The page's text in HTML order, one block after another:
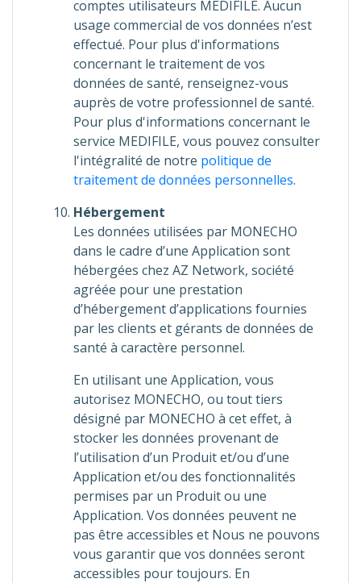
comptes utilisateurs MEDIFILE. Aucun
usage commercial de vos données n’est
effectué. Pour plus d'informations
concernant le traitement de vos
données de santé, renseignez-vous
auprès de votre professionnel de santé.
Pour plus d'informations concernant le
service MEDIFILE, vous pouvez consulter
l'intégralité de notre politique de
traitement de données personnelles.
Hébergement
Les données utilisées par MONECHO
dans le cadre d’une Application sont
hébergées chez AZ Network, société
agréée pour une prestation
d’hébergement d’applications fournies
par les clients et gérants de données de
santé à caractère personnel.
En utilisant une Application, vous
autorisez MONECHO, ou tout tiers
désigné par MONECHO à cet effet, à
stocker les données provenant de
l’utilisation d’un Produit et/ou d’une
Application et/ou des fonctionnalités
permises par un Produit ou une
Application. Vos données peuvent ne
pas être accessibles et Nous ne pouvons
vous garantir que vos données seront
accessibles pour toujours. En